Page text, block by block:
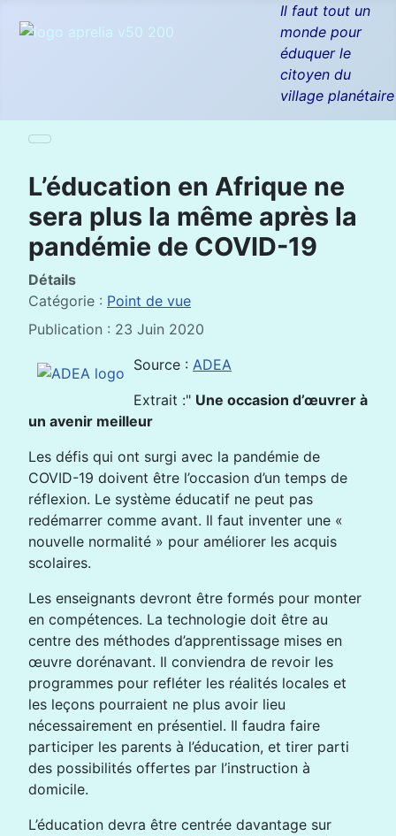
Il faut tout un
monde pour
éduquer le
citoyen du
village planétaire
L’éducation en Afrique ne
sera plus la même après la
pandémie de COVID-19
Détails
Catégorie : Point de vue
Publication : 23 Juin 2020
Source : ADEA
Extrait :" Une occasion d’œuvrer à
un avenir meilleur
Les défis qui ont surgi avec la pandémie de
COVID-19 doivent être l’occasion d’un temps de
réflexion. Le système éducatif ne peut pas
redémarrer comme avant. Il faut inventer une «
nouvelle normalité » pour améliorer les acquis
scolaires.
Les enseignants devront être formés pour monter
en compétences. La technologie doit être au
centre des méthodes d’apprentissage mises en
œuvre dorénavant. Il conviendra de revoir les
programmes pour refléter les réalités locales et
les leçons pourraient ne plus avoir lieu
nécessairement en présentiel. Il faudra faire
participer les parents à l’éducation, et tirer parti
des possibilités offertes par l’instruction à
domicile.
L’éducation devra être centrée davantage sur